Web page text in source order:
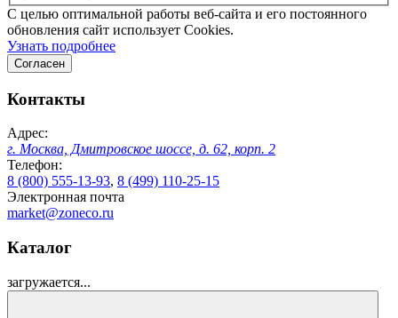
C целью оптимальной работы веб-сайта и его постоянного
обновления сайт использует Cookies.
Узнать подробнее
Согласен
Контакты
Адрес:
г. Москва, Дмитровское шоссе, д. 62, корп. 2
Телефон:
8 (800) 555-13-93, 8 (499) 110-25-15
Электронная почта
market@zoneco.ru
Каталог
загружается...